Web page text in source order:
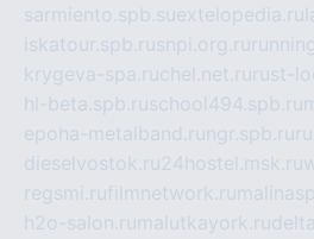
sarmiento.spb.suextelopedia.ru
iskatour.spb.rusnpi.org.ru
krygeva-spa.ruchel.net.ru rust-
hl-beta.spb.ruschool494.spb.ru
epoha-metalband.ru ngr.spb.ru
dieselvostok.ru24hostel.msk.ru
regsmi.rufilmnetwork.ru
h2o-salon.ru malutkayork.ru